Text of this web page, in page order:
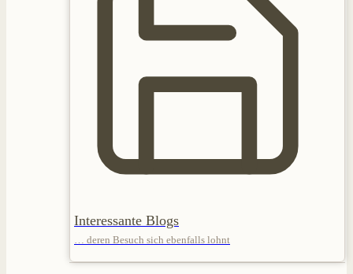
Interessante Blogs
… deren Besuch sich ebenfalls lohnt